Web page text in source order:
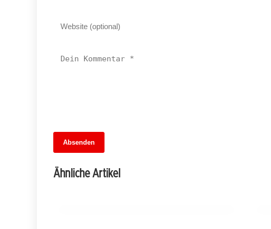
Absenden
Ähnliche Artikel
MuseumsMeileMitte: Berlins neues
kulturelles Herz schlägt am